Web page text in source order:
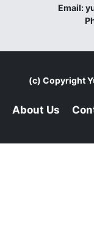
Email:
(c) Copyright
About Us